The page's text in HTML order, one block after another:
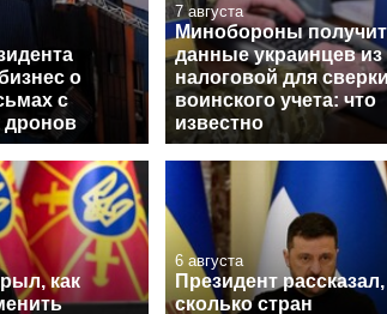
о
с
дронов
7 августа
Минобороны получит
данные украинцев из
налоговой для сверки
воинского учета: что
известно
как
6 августа
Президент рассказал,
сколько стран